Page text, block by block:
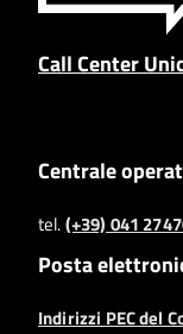
Call Center
Centrale
tel.(+39) 041
Posta
Indirizzi PEC del